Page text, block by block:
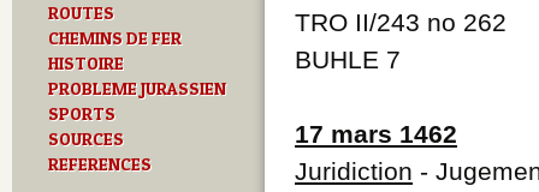
ROUTES
CHEMINS DE FER
HISTOIRE
PROBLEME JURASSIEN
SPORTS
SOURCES
REFERENCES
TRO II/243 no 262
BUHLE 7
17 mars 1462
Juridiction -